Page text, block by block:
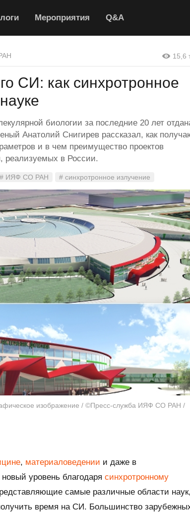
Мероприятия Q&A
15,6
СИ: как синхротронное
биологии за последние 20 лет
Анатолий Снигирев рассказал, как
и в чем преимущество проектов
реализуемых в России.
# ИЯФ СО РАН # синхротронное излучение
изображение / ©Пресс-служба ИЯФ СО РАН /
, материаловедении и даже в
уровень благодаря синхротронному
самые различные области наук,
время на СИ. Большинство